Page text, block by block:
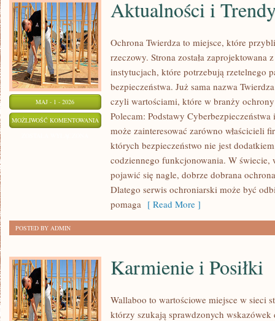
MAJ - 1 - 2026
MOŻLIWOŚĆ KOMENTOWANIA AKTUALNOŚCI
TRENDY
Aktualności i
Ochrona Twierdza to miejsce, które
rzeczowy. Strona została zaprojektowana
instytucjach, które potrzebują rzetelnego
bezpieczeństwa. Już sama nazwa
czyli wartościami, które w branży
Polecam: Podstawy
może zainteresować zarówno właścicieli
których bezpieczeństwo nie jest
codziennego funkcjonowania. W świecie,
pojawić się nagle, dobrze dobrana
Dlatego serwis ochroniarski może być
pomaga [ Read More ]
POSTED BY ADMIN
Karmienie i Posiłki
Wallaboo to wartościowe miejsce w sieci
którzy szukają sprawdzonych wskazówek